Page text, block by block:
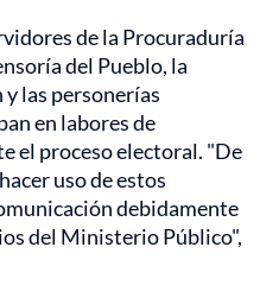
de la Procuraduría
del Pueblo, la
y las personerías
en labores de
el proceso electoral. "De
uso de estos
debidamente
del Ministerio Público",